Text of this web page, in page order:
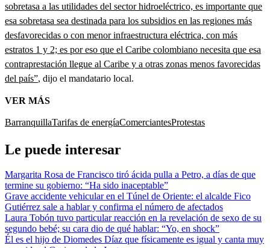
sobretasa a las utilidades del sector hidroeléctrico, es importante que
esa sobretasa sea destinada para los subsidios en las regiones más
desfavorecidas o con menor infraestructura eléctrica, con más
estratos 1 y 2; es por eso que el Caribe colombiano necesita que esa
contraprestación llegue al Caribe y a otras zonas menos favorecidas
del país”, dijo el mandatario local.
VER MÁS
BarranquillaTarifas de energíaComerciantesProtestas
Le puede interesar
Margarita Rosa de Francisco tiró ácida pulla a Petro, a días de que
termine su gobierno: “Ha sido inaceptable”
Grave accidente vehicular en el Túnel de Oriente: el alcalde Fico
Gutiérrez sale a hablar y confirma el número de afectados
Laura Tobón tuvo particular reacción en la revelación de sexo de su
segundo bebé; su cara dio de qué hablar: “Yo, en shock”
Él es el hijo de Diomedes Díaz que físicamente es igual y canta muy